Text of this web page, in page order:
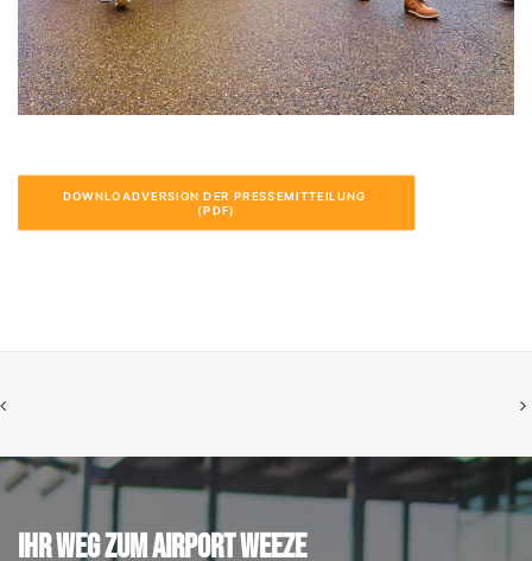
DOWNLOADVERSION DER PRESSEMITTEILUNG
(PDF)
IHR WEG ZUM AIRPORT WEEZE